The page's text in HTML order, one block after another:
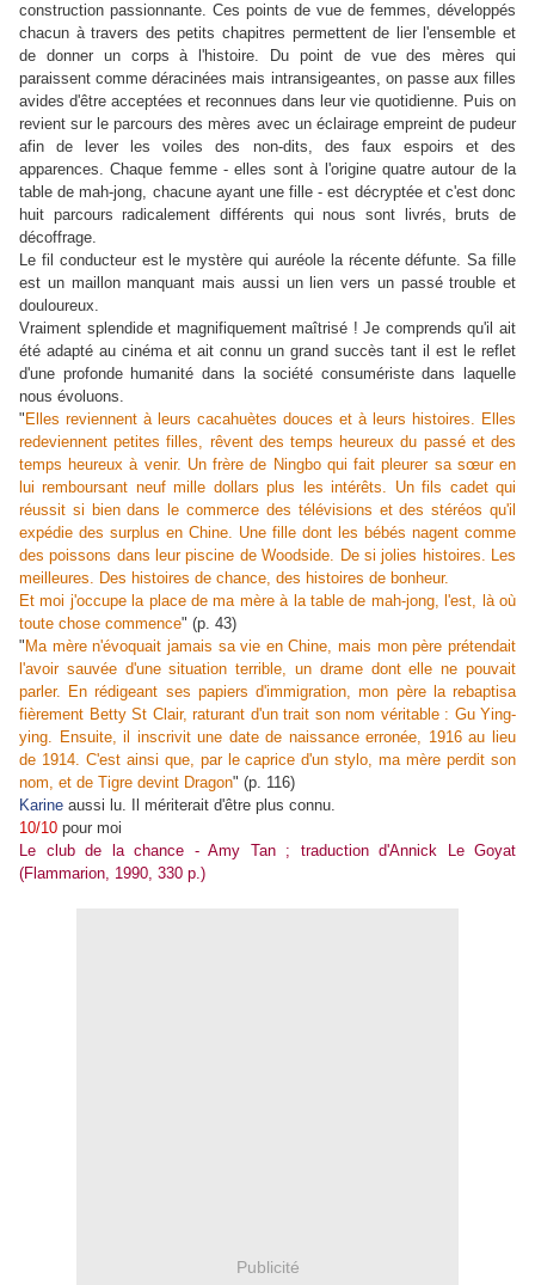
construction passionnante. Ces points de vue de femmes, développés
chacun à travers des petits chapitres permettent de lier l'ensemble et
de donner un corps à l'histoire. Du point de vue des mères qui
paraissent comme déracinées mais intransigeantes, on passe aux filles
avides d'être acceptées et reconnues dans leur vie quotidienne. Puis on
revient sur le parcours des mères avec un éclairage empreint de pudeur
afin de lever les voiles des non-dits, des faux espoirs et des
apparences. Chaque femme - elles sont à l'origine quatre autour de la
table de mah-jong, chacune ayant une fille - est décryptée et c'est donc
huit parcours radicalement différents qui nous sont livrés, bruts de
décoffrage.
Le fil conducteur est le mystère qui auréole la récente défunte. Sa fille
est un maillon manquant mais aussi un lien vers un passé trouble et
douloureux.
Vraiment splendide et magnifiquement maîtrisé ! Je comprends qu'il ait
été adapté au cinéma et ait connu un grand succès tant il est le reflet
d'une profonde humanité dans la société consumériste dans laquelle
nous évoluons.
" Elles reviennent à leurs cacahuètes douces et à leurs histoires. Elles
redeviennent petites filles, rêvent des temps heureux du passé et des
temps heureux à venir. Un frère de Ningbo qui fait pleurer sa sœur en
lui remboursant neuf mille dollars plus les intérêts. Un fils cadet qui
réussit si bien dans le commerce des télévisions et des stéréos qu'il
expédie des surplus en Chine. Une fille dont les bébés nagent comme
des poissons dans leur piscine de Woodside. De si jolies histoires. Les
meilleures. Des histoires de chance, des histoires de bonheur.
Et moi j'occupe la place de ma mère à la table de mah-jong, l'est, là où
toute chose commence" (p. 43)
" Ma mère n'évoquait jamais sa vie en Chine, mais mon père prétendait
l'avoir sauvée d'une situation terrible, un drame dont elle ne pouvait
parler. En rédigeant ses papiers d'immigration, mon père la rebaptisa
fièrement Betty St Clair, raturant d'un trait son nom véritable : Gu Ying-
ying. Ensuite, il inscrivit une date de naissance erronée, 1916 au lieu
de 1914. C'est ainsi que, par le caprice d'un stylo, ma mère perdit son
nom, et de Tigre devint Dragon" (p. 116)
Karine aussi lu. Il mériterait d'être plus connu.
10/10 pour moi
Le club de la chance - Amy Tan ; traduction d'Annick Le Goyat
(Flammarion, 1990, 330 p.)
Publicité